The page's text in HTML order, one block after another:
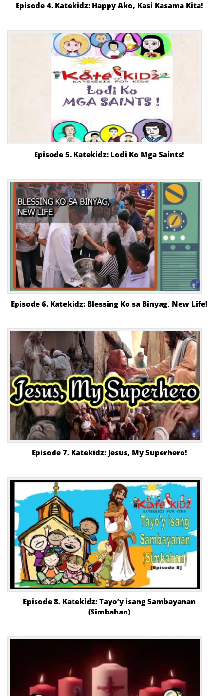
Episode 4. Katekidz: Happy Ako, Kasi Kasama Kita!
Episode 5. Katekidz: Lodi Ko Mga Saints!
Episode 6. Katekidz: Blessing Ko sa Binyag, New Life!
Episode 7. Katekidz: Jesus, My Superhero!
Episode 8. Katekidz: Tayo’y isang Sambayanan
(Simbahan)